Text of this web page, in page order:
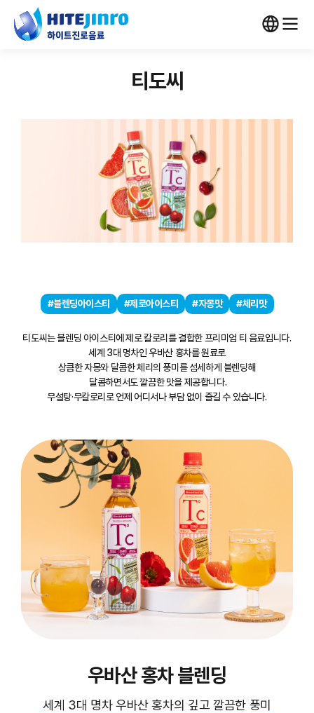
티도씨
#블렌딩아이스티 #제로아이스티 #자몽맛 #체리맛
티도씨는 블렌딩 아이스티에 제로 칼로리를 결합한 프리미엄 티 음료입니다.
세계 3대 명차인 우바산 홍차를 원료로
상큼한 자몽와 달콤한 체리의 풍미를 섬세하게 블렌딩해
달콤하면서도 깔끔한 맛을 제공합니다.
무설탕·무칼로리로 언제 어디서나 부담 없이 즐길 수 있습니다.
우바산 홍차 블렌딩
세계 3대 명차 우바산 홍차의 깊고 깔끔한 풍미